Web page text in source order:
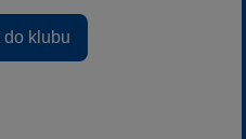
klubu